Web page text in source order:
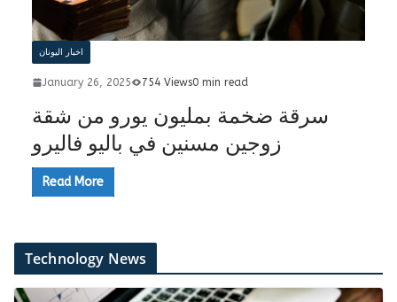
اخبار اليونان
January 26, 2025 754 Views0 min read
سرقة ضخمة بمليون يورو من شقة
زوجين مسنين في باليو فاليرو
Read More
Technology News